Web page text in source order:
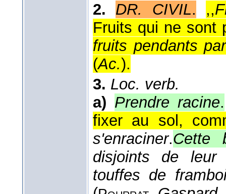
2.
DR. CIVIL. ,,
Fruits qui ne sont
fruits pendants
(Ac.).
3. Loc. verb.
a) Prendre racine.
fixer au sol,
s'enraciner.Cette
disjoints de leur
touffes de